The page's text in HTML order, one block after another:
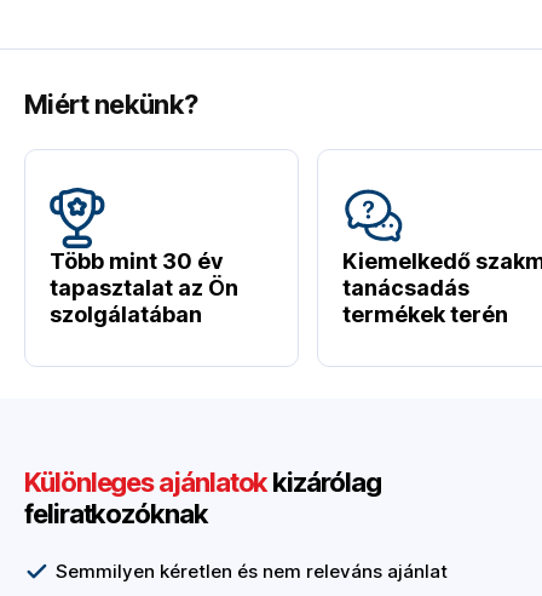
Miért nekünk?
Több mint 30 év
tapasztalat az Ön
szolgálatában
Kiemelkedő
tanácsadás
termékek terén
Különleges ajánlatokkizárólag
feliratkozóknak
Semmilyen kéretlen és nem releváns ajánlat